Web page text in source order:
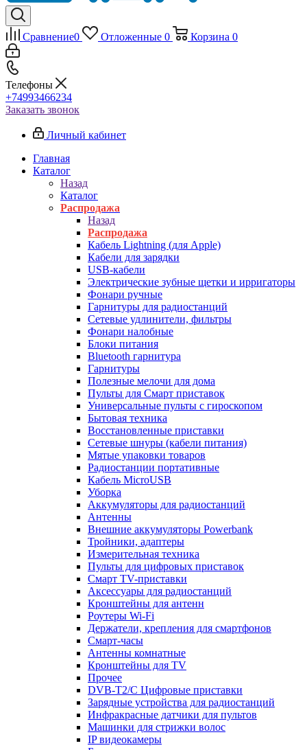
Сравнение0 Отложенные 0 Корзина 0
Телефоны
+74993466234
Заказать звонок
Личный кабинет
Главная
Каталог
Назад
Каталог
Распродажа
Назад
Распродажа
Кабель Lightning (для Apple)
Кабели для зарядки
USB-кабели
Электрические зубные щетки и ирригаторы
Фонари ручные
Гарнитуры для радиостанций
Сетевые удлинители, фильтры
Фонари налобные
Блоки питания
Bluetooth гарнитура
Гарнитуры
Полезные мелочи для дома
Пульты для Смарт приставок
Универсальные пульты с гироскопом
Бытовая техника
Восстановленные приставки
Сетевые шнуры (кабели питания)
Мятые упаковки товаров
Радиостанции портативные
Кабель MicroUSB
Уборка
Аккумуляторы для радиостанций
Антенны
Внешние аккумуляторы Powerbank
Тройники, адаптеры
Измерительная техника
Пульты для цифровых приставок
Смарт ТV-приставки
Аксессуары для радиостанций
Кронштейны для антенн
Роутеры Wi-Fi
Держатели, крепления для смартфонов
Смарт-часы
Антенны комнатные
Кронштейны для TV
Прочее
DVB-T2/C Цифровые приставки
Зарядные устройства для радиостанций
Инфракрасные датчики для пультов
Машинки для стрижки волос
IP видеокамеры